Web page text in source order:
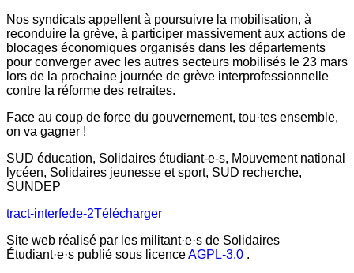
Nos syndicats appellent à poursuivre la mobilisation, à
reconduire la grève, à participer massivement aux actions de
blocages économiques organisés dans les départements
pour converger avec les autres secteurs mobilisés le 23 mars
lors de la prochaine journée de grève interprofessionnelle
contre la réforme des retraites.
Face au coup de force du gouvernement, tou·tes ensemble,
on va gagner !
SUD éducation, Solidaires étudiant-e-s, Mouvement national
lycéen, Solidaires jeunesse et sport, SUD recherche,
SUNDEP
tract-interfede-2Télécharger
Site web réalisé par les militant·e·s de Solidaires
Étudiant·e·s publié sous licenceAGPL-3.0 .